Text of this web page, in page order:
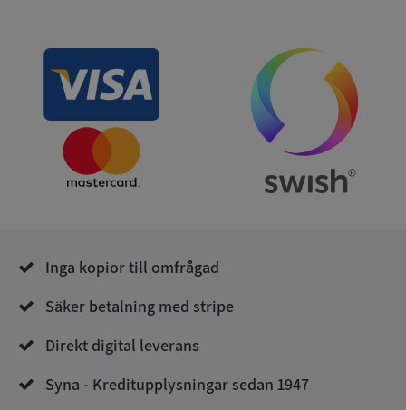
Inga kopior till omfrågad
Säker betalning med stripe
Direkt digital leverans
Syna - Kreditupplysningar sedan 1947
ASP.NET_SessionId
Microsoft
Corporation
de.syna.se
ARRAffinity